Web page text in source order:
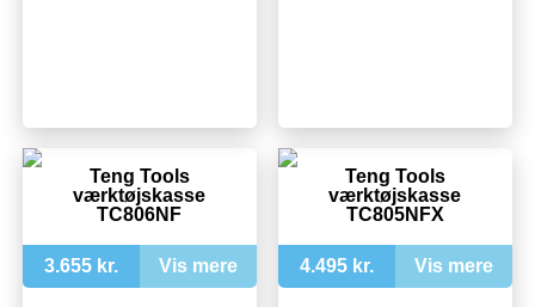
Teng Tools
værktøjskasse
TC806NF
3.655 kr. Vis mere
Teng Tools
værktøjskasse
TC805NFX
4.495 kr. Vis mere